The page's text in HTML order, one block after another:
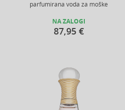
parfumirana voda za moške
NA ZALOGI
87,95 €